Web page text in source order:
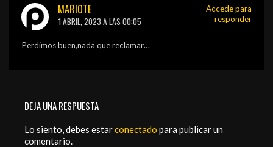
MARIOTE
1 ABRIL, 2023 A LAS 00:05
Perdimos buen,nada que reclamar…
Accede para
responder
DEJA UNA RESPUESTA
Lo siento, debes estarconectado para publicar un
comentario.